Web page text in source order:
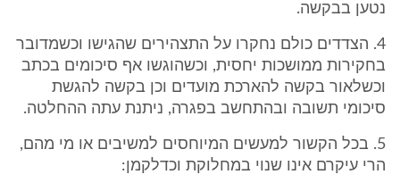
נטען בבקשה.
4. הצדדים כולם נחקרו על התצהירים שהגישו וכשמדובר
בחקירות ממושכות יחסית, וכשהוגשו אף סיכומים בכתב
וכשלאור בקשה להארכת מועדים וכן בקשה להגשת
סיכומי תשובה ובהתחשב בפגרה, ניתנת עתה ההחלטה.
5. בכל הקשור למעשים המיוחסים למשיבים או מי מהם,
הרי עיקרם אינו שנוי במחלוקת וכדלקמן: